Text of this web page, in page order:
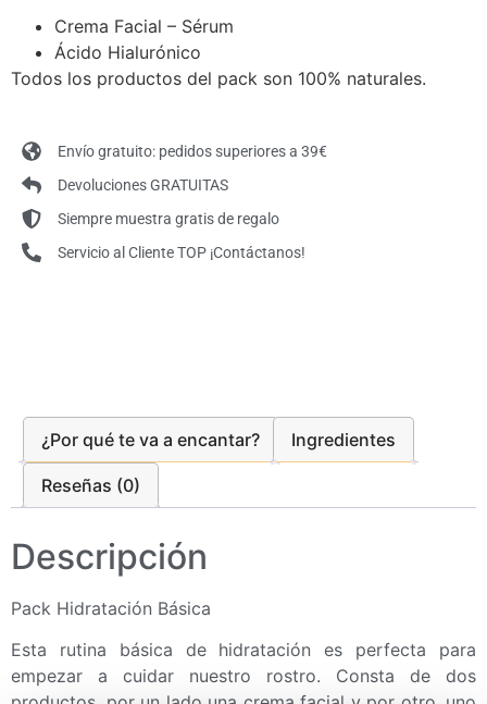
Crema Facial – Sérum
Ácido Hialurónico
Todos los productos del pack son 100% naturales.
Envío gratuito: pedidos superiores a 39€
Devoluciones GRATUITAS
Siempre muestra gratis de regalo
Servicio al Cliente TOP ¡Contáctanos!
¿Por qué te va a encantar? Ingredientes
Reseñas (0)
Descripción
Pack Hidratación Básica
Esta rutina básica de hidratación es perfecta para
empezar a cuidar nuestro rostro. Consta de dos